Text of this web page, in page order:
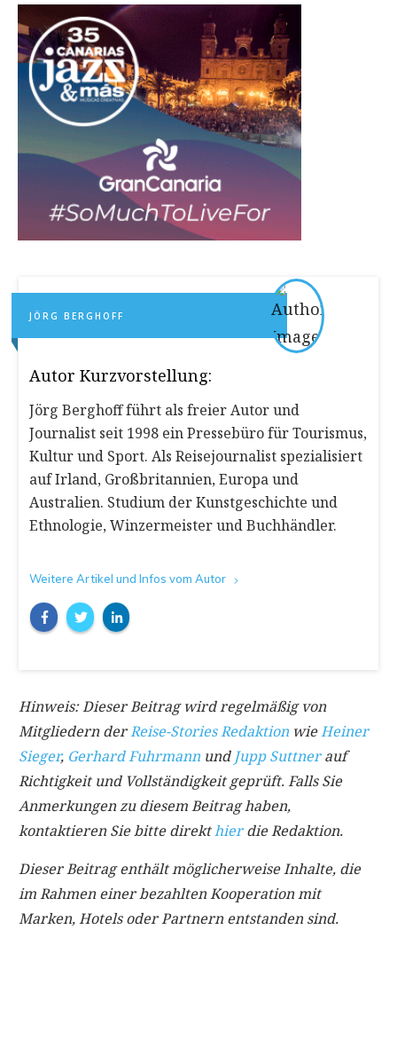
JÖRG BERGHOFF
Autor Kurzvorstellung:
Jörg Berghoff führt als freier Autor und
Journalist seit 1998 ein Pressebüro für Tourismus,
Kultur und Sport. Als Reisejournalist spezialisiert
auf Irland, Großbritannien, Europa und
Australien. Studium der Kunstgeschichte und
Ethnologie, Winzermeister und Buchhändler.
Weitere Artikel und Infos vom Autor
Hinweis: Dieser Beitrag wird regelmäßig von
Mitgliedern derReise-Stories Redaktion wieHeiner
Sieger, Gerhard Fuhrmann und Jupp Suttnerauf
Richtigkeit und Vollständigkeit geprüft. Falls Sie
Anmerkungen zu diesem Beitrag haben,
kontaktieren Sie bitte direkthierdie Redaktion.
Dieser Beitrag enthält möglicherweise Inhalte, die
im Rahmen einer bezahlten Kooperation mit
Marken, Hotels oder Partnern entstanden sind.